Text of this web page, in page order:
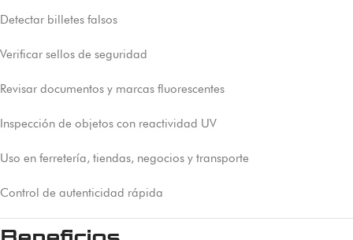
Detectar billetes falsos
Verificar sellos de seguridad
Revisar documentos y marcas fluorescentes
Inspección de objetos con reactividad UV
Uso en ferretería, tiendas, negocios y transporte
Control de autenticidad rápida